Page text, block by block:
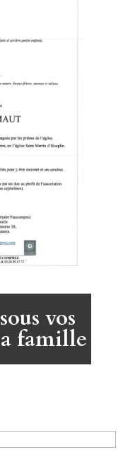
vos
famille